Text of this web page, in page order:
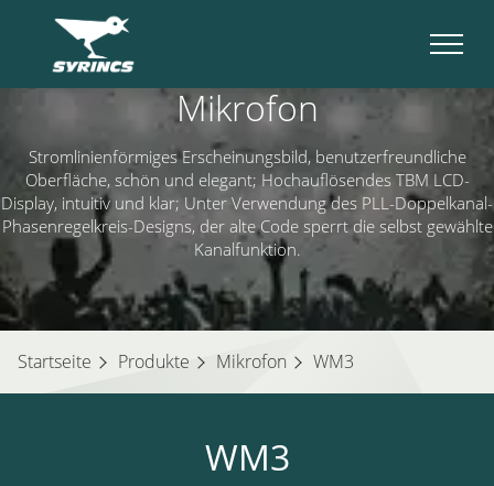
Mikrofon
Stromlinienförmiges Erscheinungsbild, benutzerfreundliche
Oberfläche, schön und elegant; Hochauflösendes TBM LCD-
Display, intuitiv und klar; Unter Verwendung des PLL-Doppelkanal-
Phasenregelkreis-Designs, der alte Code sperrt die selbst gewählte
Kanalfunktion.
Startseite Produkte Mikrofon WM3
WM3